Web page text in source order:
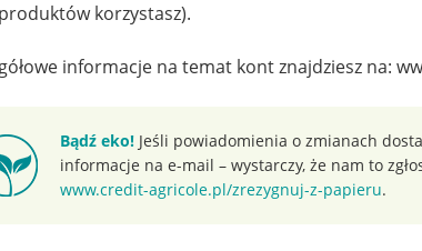
produktów korzystasz).
informacje na temat kont znajdziesz na:
Bądź eko! Jeśli powiadomienia o zmianach
informacje na e-mail – wystarczy, że nam to
www.credit-agricole.pl/zrezygnuj-z-papieru.